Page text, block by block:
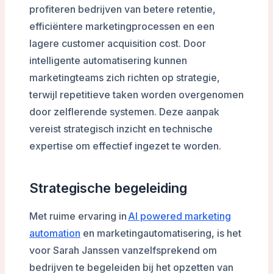
profiteren bedrijven van betere retentie,
efficiëntere marketingprocessen en een
lagere customer acquisition cost. Door
intelligente automatisering kunnen
marketingteams zich richten op strategie,
terwijl repetitieve taken worden overgenomen
door zelflerende systemen. Deze aanpak
vereist strategisch inzicht en technische
expertise om effectief ingezet te worden.
Strategische begeleiding
Met ruime ervaring in AI powered marketing
automation en marketingautomatisering, is het
voor Sarah Janssen vanzelfsprekend om
bedrijven te begeleiden bij het opzetten van